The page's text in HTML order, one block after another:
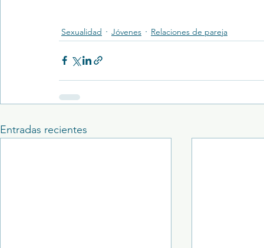
Sexualidad Jóvenes Relaciones de pareja
Entradas recientes